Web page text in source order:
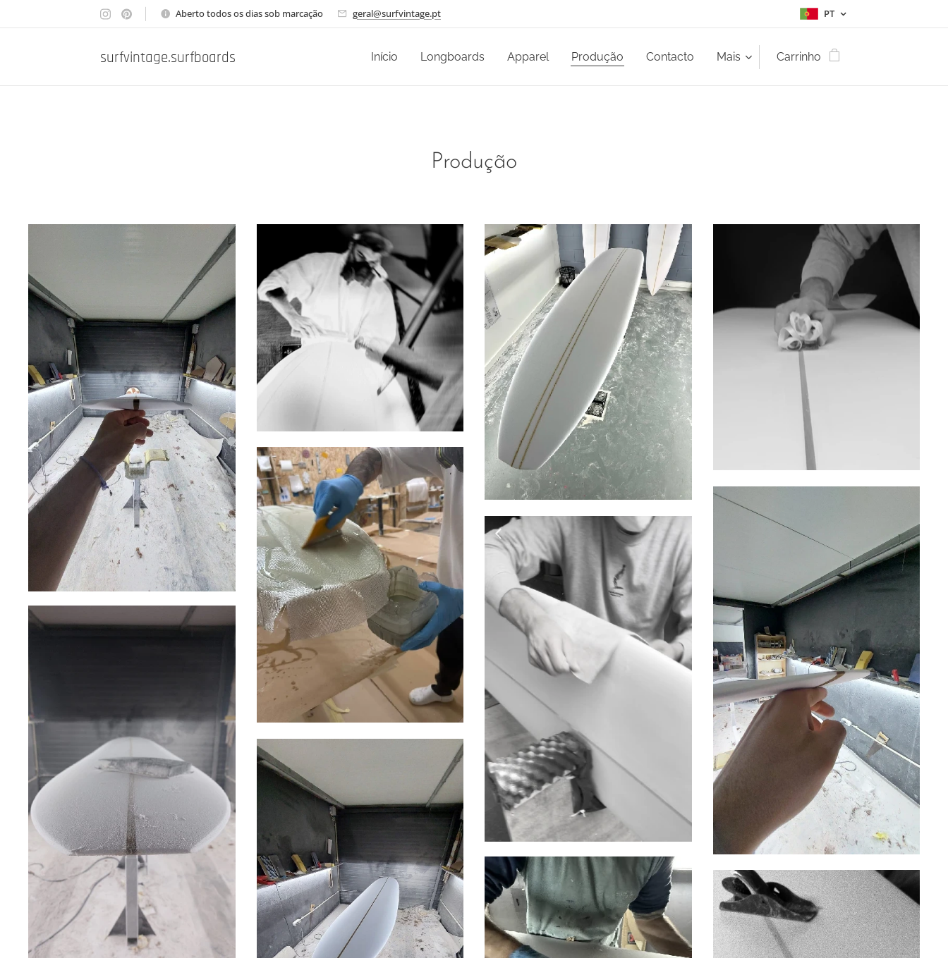
Aberto todos os dias sob marcação geral@surfvintage.pt PT
surfvintage.surfboards Início Longboards Apparel Produção Contacto Mais Carrinho
Produção